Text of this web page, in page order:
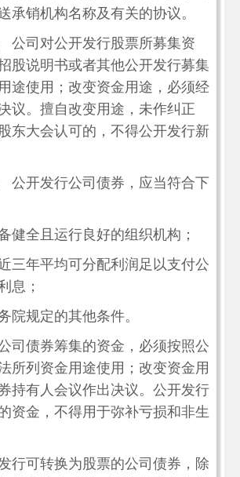
承销机构名称及有关的协议。
司对公开发行股票所募集资
股说明书或者其他公开发行募集
途使用；改变资金用途，必须经
议。擅自改变用途，未作纠正
东大会认可的，不得公开发行新
公开发行公司债券，应当符合下
健全且运行良好的组织机构；
三年平均可分配利润足以支付公
息；
院规定的其他条件。
司债券筹集的资金，必须按照公
所列资金用途使用；改变资金用
持有人会议作出决议。公开发行
资金，不得用于弥补亏损和非生
行可转换为股票的公司债券，除